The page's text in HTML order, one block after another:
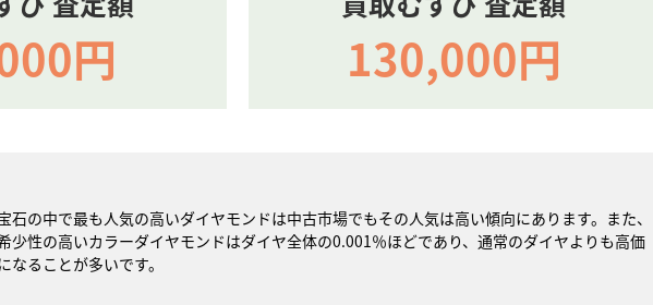
円 130,000円
石の中で最も人気の高いダイヤモンドは中古市場でもその人気は高い傾向にあります。また、
少性の高いカラーダイヤモンドはダイヤ全体の0.001％ほどであり、通常のダイヤよりも高価
なることが多いです。